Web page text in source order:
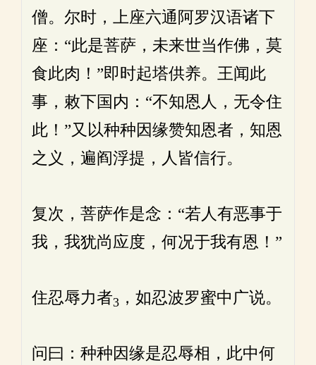
僧。尔时，上座六通阿罗汉语诸下
座：“此是菩萨，未来世当作佛，莫
食此肉！”即时起塔供养。王闻此
事，敕下国内：“不知恩人，无令住
此！”又以种种因缘赞知恩者，知恩
之义，遍阎浮提，人皆信行。
复次，菩萨作是念：“若人有恶事于
我，我犹尚应度，何况于我有恩！”
住忍辱力者3 ，如忍波罗蜜中广说。
问曰：种种因缘是忍辱相，此中何